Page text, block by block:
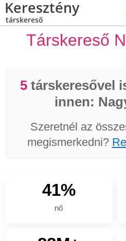
Keresztény
társkereső
Társkereső
5 társkeresővel
innen:
Szeretnél az
megismerkedni?
41%
nő